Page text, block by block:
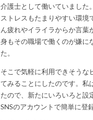
介護士として働いていました
ストレスもたまりやすい環境
ん疲れやイライラからか言葉
身もその職場で働くのが嫌に
た。
そこで気軽に利用できそうな
てみることにしたのです。私
たので、新たにいろいろと設
SNSのアカウントで簡単に登